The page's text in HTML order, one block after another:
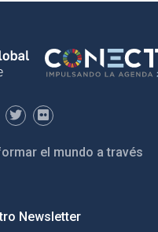
el mundo a través
Newsletter